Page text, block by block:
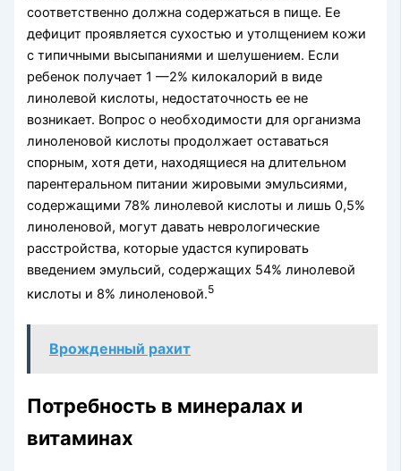
соответственно должна содержаться в пище. Ее
дефицит проявляется сухостью и утолщением кожи
с типичными высыпаниями и шелушением. Если
ребенок получает 1 —2% килокалорий в виде
линолевой кислоты, недостаточность ее не
возникает. Вопрос о необходимости для организма
линоленовой кислоты продолжает оставаться
спорным, хотя дети, находящиеся на длительном
парентеральном питании жировыми эмульсиями,
содержащими 78% линолевой кислоты и лишь 0,5%
линоленовой, мо­гут давать неврологические
расстройства, которые удастся купировать
введением эмульсий, содержащих 54% линолевой
кислоты и 8% линоленовой.5
Врожденный рахит
Потребность в минералах и
витаминах